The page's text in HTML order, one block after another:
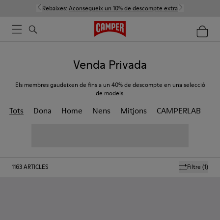
Rebaixes: Aconsegueix un 10% de descompte extra
Venda Privada
Els membres gaudeixen de fins a un 40% de descompte en una selecció
de models.
Tots Dona Home Nens Mitjons CAMPERLAB
Filtre (1)
1163ARTICLES